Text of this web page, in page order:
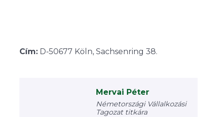
Cím: D-50677 Köln, Sachsenring 38.
Mervai Péter
Németországi Vállalkozási
Tagozat titkára